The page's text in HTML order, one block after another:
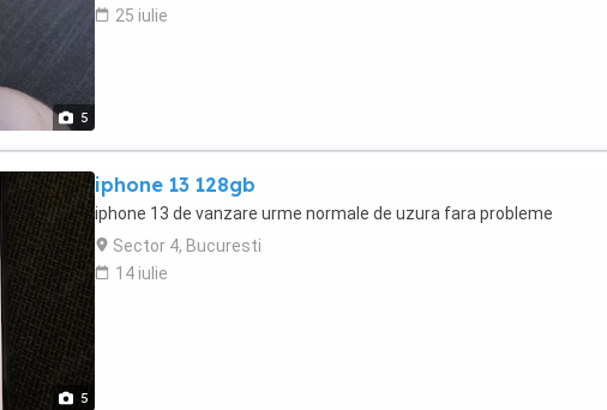
5
25 iulie
5
iphone 13 128gb
iphone 13 de vanzare urme normale de uzura fara probleme
Sector 4, Bucuresti
14 iulie